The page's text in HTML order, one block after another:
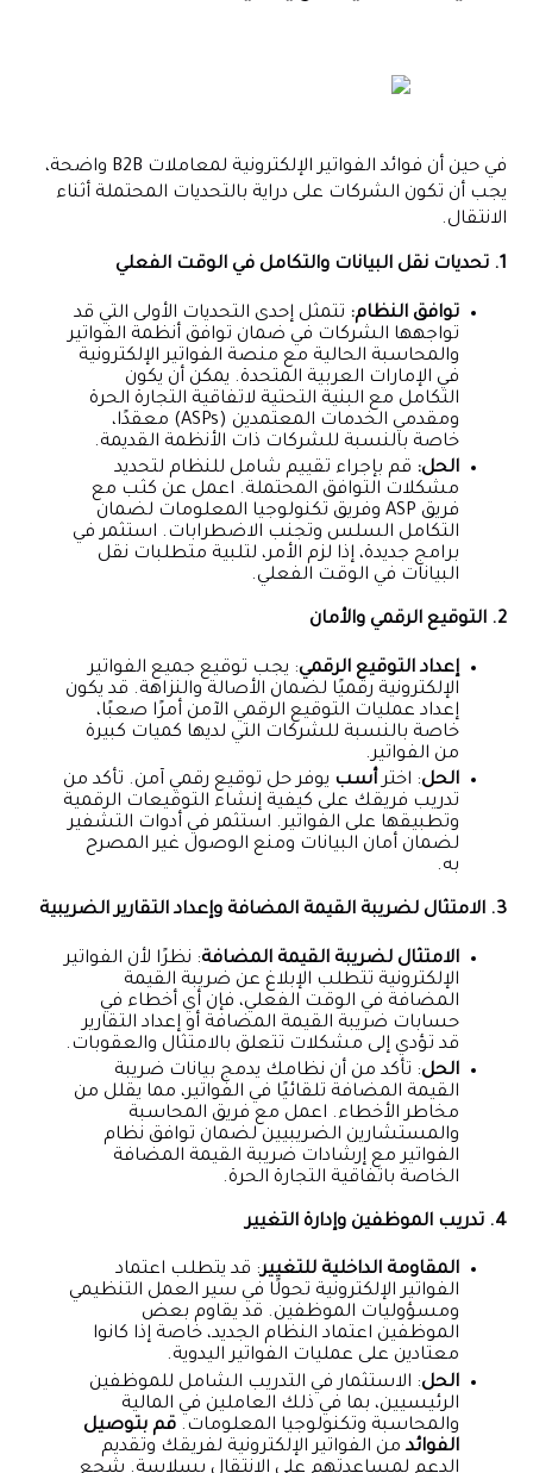
في حين أن فوائد الفواتير الإلكترونية لمعاملات B2B واضحة،
يجب أن تكون الشركات على دراية بالتحديات المحتملة أثناء
الانتقال.
1. تحديات نقل البيانات والتكامل في الوقت الفعلي
توافق النظام: تتمثل إحدى التحديات الأولى التي قد
تواجهها الشركات في ضمان توافق أنظمة الفواتير
والمحاسبة الحالية مع منصة الفواتير الإلكترونية
في الإمارات العربية المتحدة. يمكن أن يكون
التكامل مع البنية التحتية لاتفاقية التجارة الحرة
ومقدمي الخدمات المعتمدين (ASPs) معقدًا،
خاصة بالنسبة للشركات ذات الأنظمة القديمة.
الحل: قم بإجراء تقييم شامل للنظام لتحديد
مشكلات التوافق المحتملة. اعمل عن كثب مع
فريق ASP وفريق تكنولوجيا المعلومات لضمان
التكامل السلس وتجنب الاضطرابات. استثمر في
برامج جديدة، إذا لزم الأمر، لتلبية متطلبات نقل
البيانات في الوقت الفعلي.
2. التوقيع الرقمي والأمان
إعداد التوقيع الرقمي: يجب توقيع جميع الفواتير
الإلكترونية رقميًا لضمان الأصالة والنزاهة. قد يكون
إعداد عمليات التوقيع الرقمي الآمن أمرًا صعبًا،
خاصة بالنسبة للشركات التي لديها كميات كبيرة
من الفواتير.
الحل: اخترأسب يوفر حل توقيع رقمي آمن. تأكد من
تدريب فريقك على كيفية إنشاء التوقيعات الرقمية
وتطبيقها على الفواتير. استثمر في أدوات التشفير
لضمان أمان البيانات ومنع الوصول غير المصرح
به.
3. الامتثال لضريبة القيمة المضافة وإعداد التقارير الضريبية
الامتثال لضريبة القيمة المضافة: نظرًا لأن الفواتير
الإلكترونية تتطلب الإبلاغ عن ضريبة القيمة
المضافة في الوقت الفعلي، فإن أي أخطاء في
حسابات ضريبة القيمة المضافة أو إعداد التقارير
قد تؤدي إلى مشكلات تتعلق بالامتثال والعقوبات.
الحل: تأكد من أن نظامك يدمج بيانات ضريبة
القيمة المضافة تلقائيًا في الفواتير، مما يقلل من
مخاطر الأخطاء. اعمل مع فريق المحاسبة
والمستشارين الضريبيين لضمان توافق نظام
الفواتير مع إرشادات ضريبة القيمة المضافة
الخاصة باتفاقية التجارة الحرة.
4. تدريب الموظفين وإدارة التغيير
المقاومة الداخلية للتغيير: قد يتطلب اعتماد
الفواتير الإلكترونية تحولًا في سير العمل التنظيمي
ومسؤوليات الموظفين. قد يقاوم بعض
الموظفين اعتماد النظام الجديد، خاصة إذا كانوا
معتادين على عمليات الفواتير اليدوية.
الحل: الاستثمار في التدريب الشامل للموظفين
الرئيسيين، بما في ذلك العاملين في المالية
والمحاسبة وتكنولوجيا المعلومات.قم بتوصيل
الفوائدمن الفواتير الإلكترونية لفريقك وتقديم
الدعم لمساعدتهم على الانتقال بسلاسة. شجع